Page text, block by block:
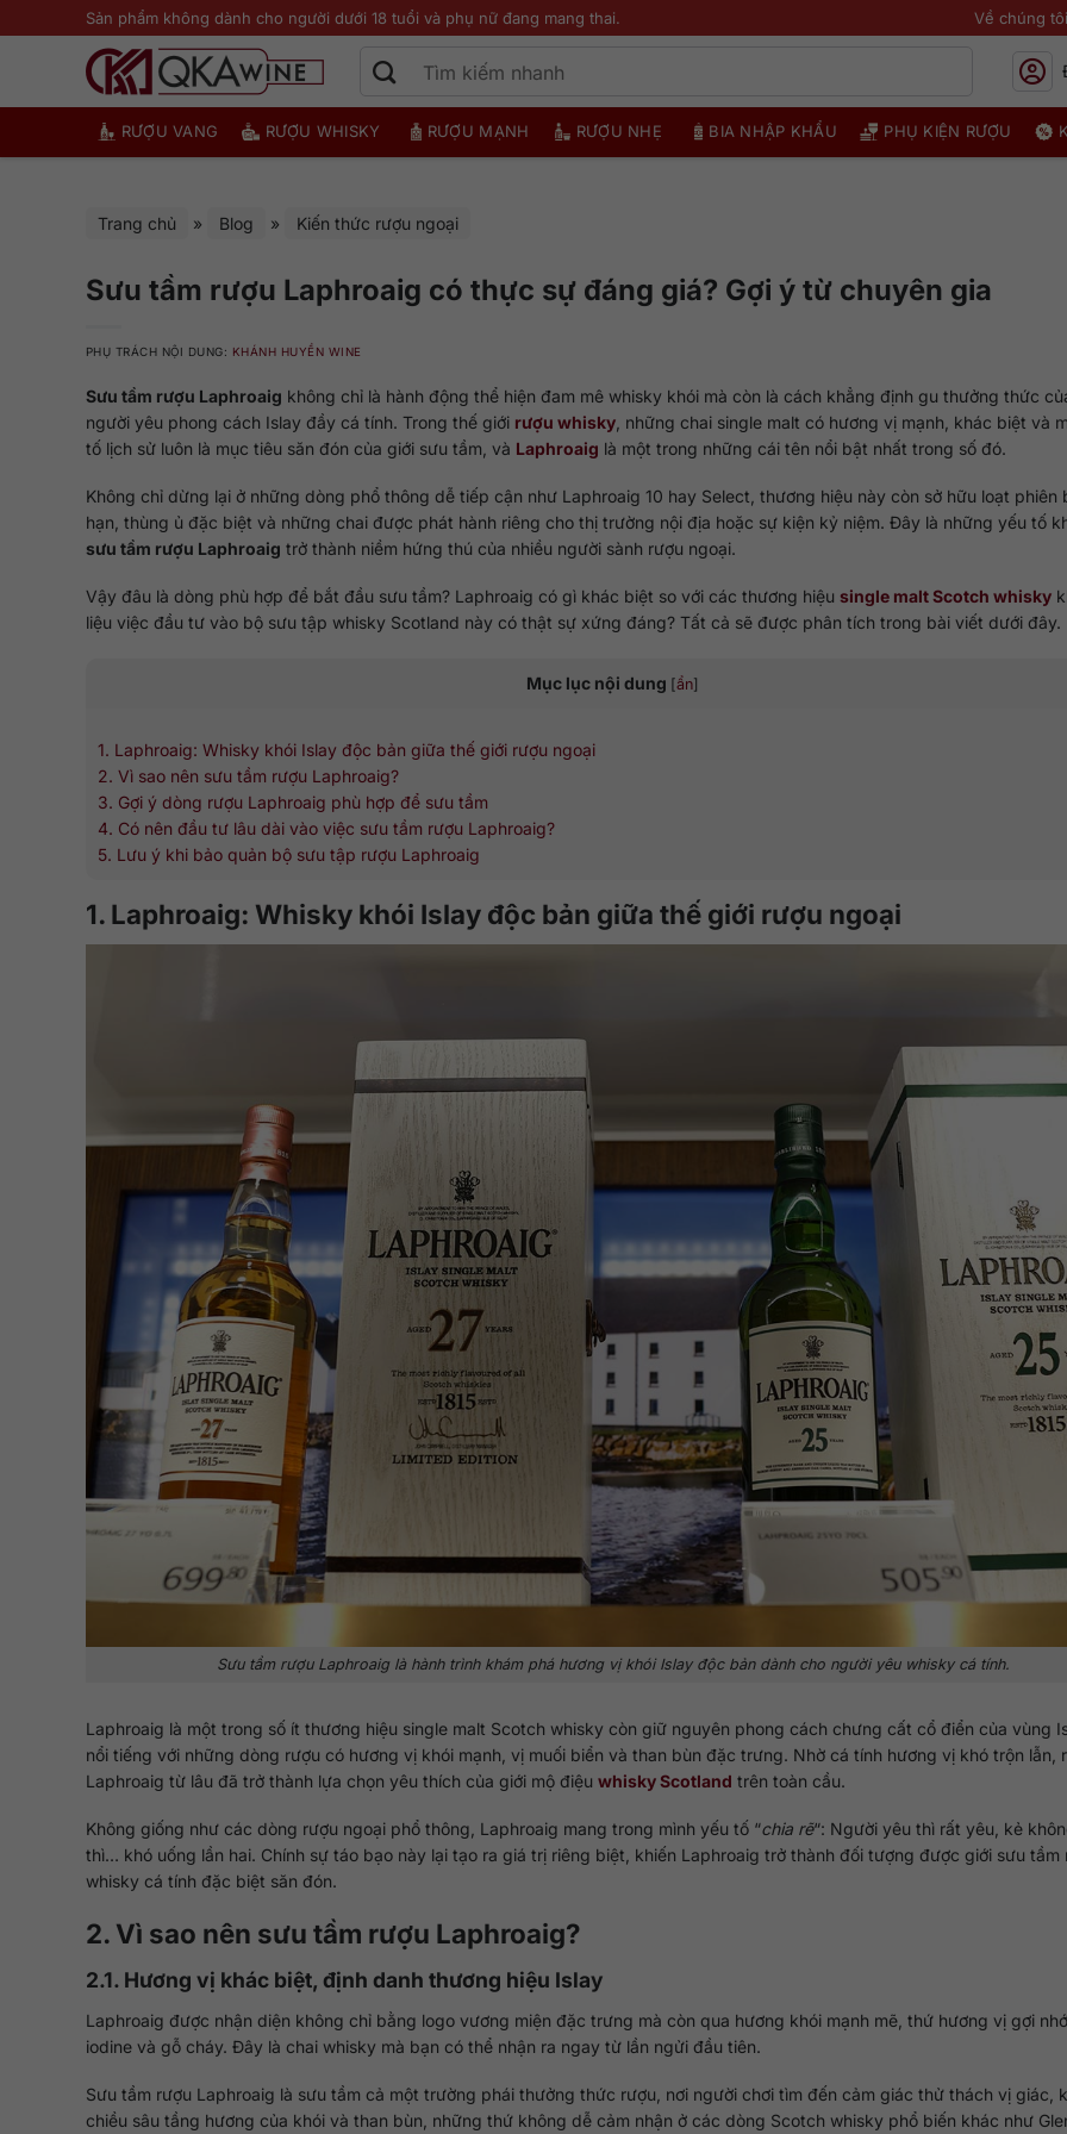
qua
Sản phẩm không dành cho người dưới 18 tuổi và phụ nữ đang mang thai. Về chúng tôi
RƯỢU VANG RƯỢU WHISKY RƯỢU MẠNH RƯỢU NHẸ BIA NHẬP KHẨU PHỤ KIỆN RƯỢU
Trang chủ » Blog » Kiến thức rượu ngoại
Sưu tầm rượu Laphroaig có thực sự đáng giá? Gợi ý từ chuyên gia
PHỤ TRÁCH NỘI DUNG: KHÁNH HUYỀN WINE
Sưu tầm rượu Laphroaig không chỉ là hành động thể hiện đam mê whisky khói mà còn là cách khẳng định gu thưởng thức
người yêu phong cách Islay đầy cá tính. Trong thế giới rượu whisky , những chai single malt có hương vị mạnh, khác biệt và
tố lịch sử luôn là mục tiêu săn đón của giới sưu tầm, và Laphroaig là một trong những cái tên nổi bật nhất trong số đó.
Không chỉ dừng lại ở những dòng phổ thông dễ tiếp cận như Laphroaig 10 hay Select, thương hiệu này còn sở hữu loạt phiên
hạn, thùng ủ đặc biệt và những chai được phát hành riêng cho thị trường nội địa hoặc sự kiện kỷ niệm. Đây là những yếu tố
sưu tầm rượu Laphroaig trở thành niềm hứng thú của nhiều người sành rượu ngoại.
Vậy đâu là dòng phù hợp để bắt đầu sưu tầm? Laphroaig có gì khác biệt so với các thương hiệu single malt Scotch whisky
liệu việc đầu tư vào bộ sưu tập whisky Scotland này có thật sự xứng đáng? Tất cả sẽ được phân tích trong bài viết dưới đây.
Mục lục nội dung [ẩn]
1. Laphroaig: Whisky khói Islay độc bản giữa thế giới rượu ngoại
2. Vì sao nên sưu tầm rượu Laphroaig?
3. Gợi ý dòng rượu Laphroaig phù hợp để sưu tầm
4. Có nên đầu tư lâu dài vào việc sưu tầm rượu Laphroaig?
5. Lưu ý khi bảo quản bộ sưu tập rượu Laphroaig
1. Laphroaig: Whisky khói Islay độc bản giữa thế giới rượu ngoại
Sưu tầm rượu Laphroaig là hành trình khám phá hương vị khói Islay độc bản dành cho người yêu whisky cá tính.
Laphroaig là một trong số ít thương hiệu single malt Scotch whisky còn giữ nguyên phong cách chưng cất cổ điển của vùng
nổi tiếng với những dòng rượu có hương vị khói mạnh, vị muối biển và than bùn đặc trưng. Nhờ cá tính hương vị khó trộn lẫn,
Laphroaig từ lâu đã trở thành lựa chọn yêu thích của giới mộ điệu whisky Scotland trên toàn cầu.
Không giống như các dòng rượu ngoại phổ thông, Laphroaig mang trong mình yếu tố “chia rẽ“: Người yêu thì rất yêu, kẻ
thì… khó uống lần hai. Chính sự táo bạo này lại tạo ra giá trị riêng biệt, khiến Laphroaig trở thành đối tượng được giới sưu tầm
whisky cá tính đặc biệt săn đón.
2. Vì sao nên sưu tầm rượu Laphroaig?
2.1. Hương vị khác biệt, định danh thương hiệu Islay
Laphroaig được nhận diện không chỉ bằng logo vương miện đặc trưng mà còn qua hương khói mạnh mẽ, thứ hương vị gợi
iodine và gỗ cháy. Đây là chai whisky mà bạn có thể nhận ra ngay từ lần ngửi đầu tiên.
Sưu tầm rượu Laphroaig là sưu tầm cả một trường phái thưởng thức rượu, nơi người chơi tìm đến cảm giác thử thách vị giác,
chiều sâu tầng hương của khói và than bùn, những thứ không dễ cảm nhận ở các dòng Scotch whisky phổ biến khác như